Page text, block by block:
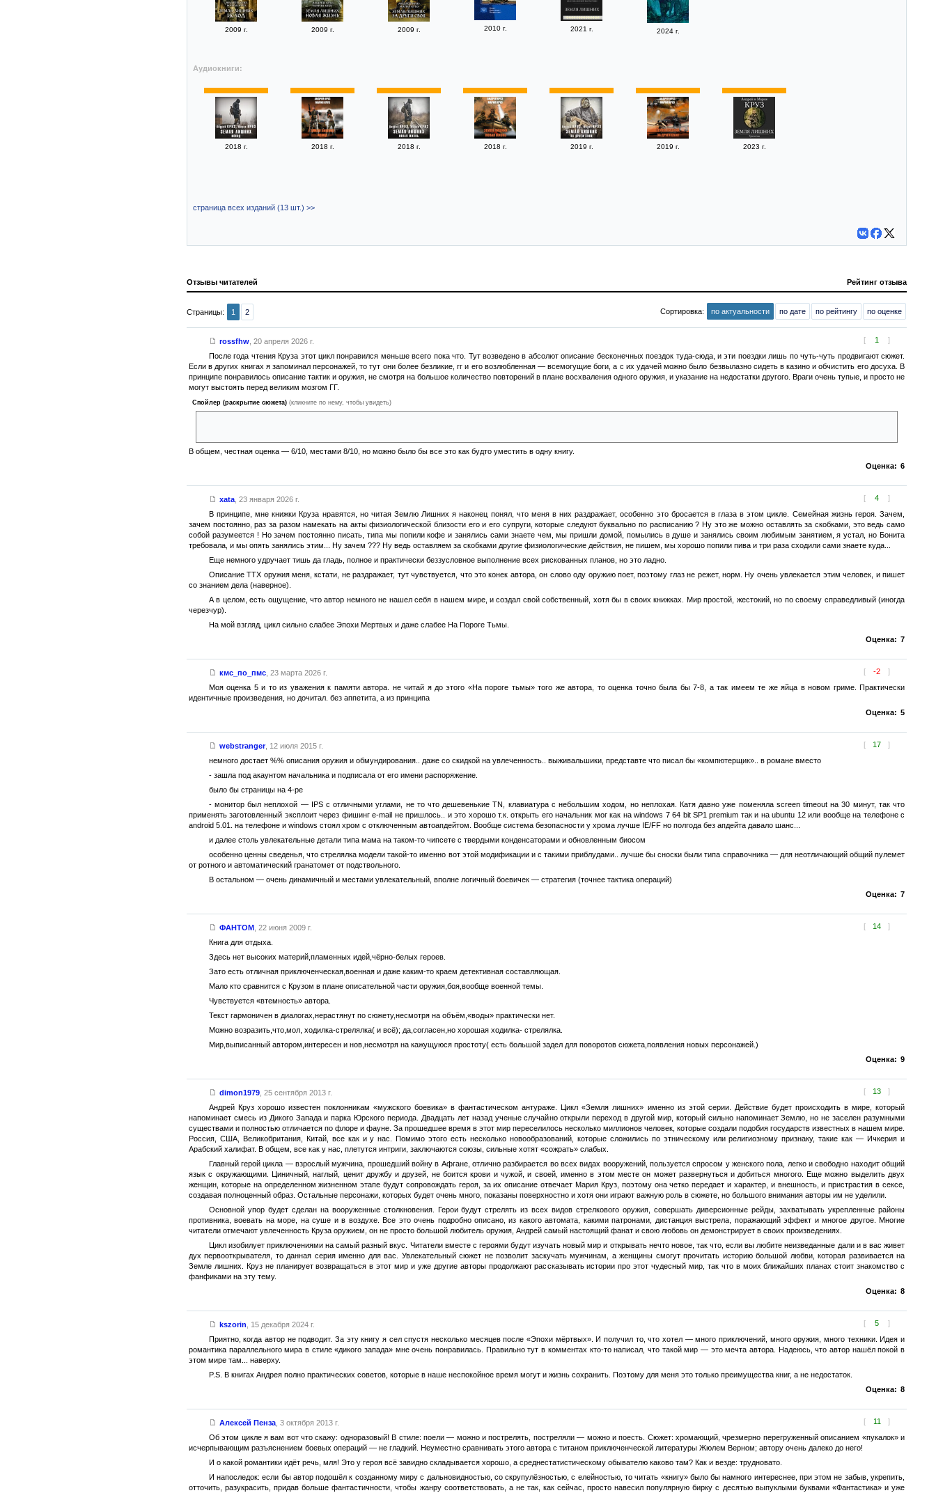
2009 г. 2009 г. 2009 г. 2010 г. 2021 г. 2024 г.
Аудиокниги:
2018 г. 2018 г. 2018 г. 2018 г. 2019 г. 2019 г. 2023 г.
страница всех изданий (13 шт.) >>
Отзывы читателей Рейтинг отзыва
Страницы: 1 2 Сортировка: по актуальности по дате по рейтингу по оценке
[ 1 ]
rossfhw, 20 апреля 2026 г.
После года чтения Круза этот цикл понравился меньше всего пока что. Тут возведено в абсолют описание бесконечных поездок туда-сюда, и эти поездки лишь по чуть-чуть продвигают сюжет.
Если в других книгах я запоминал персонажей, то тут они более безликие, гг и его возлюбленная — всемогущие боги, а с их удачей можно было безвылазно сидеть в казино и обчистить его досуха. В
принципе понравилось описание тактик и оружия, не смотря на большое количество повторений в плане восхваления одного оружия, и указание на недостатки другого. Враги очень тупые, и просто не
могут выстоять перед великим мозгом ГГ.
Спойлер (раскрытие сюжета) (кликните по нему, чтобы увидеть)
В общем, честная оценка — 6/10, местами 8/10, но можно было бы все это как будто уместить в одну книгу.
Оценка: 6
[ 4 ]
xata, 23 января 2026 г.
В принципе, мне книжки Круза нравятся, но читая Землю Лишних я наконец понял, что меня в них раздражает, особенно это бросается в глаза в этом цикле. Семейная жизнь героя. Зачем,
зачем постоянно, раз за разом намекать на акты физиологической близости его и его супруги, которые следуют буквально по расписанию ? Ну это же можно оставлять за скобками, это ведь само
собой разумеется ! Но зачем постоянно писать, типа мы попили кофе и занялись сами знаете чем, мы пришли домой, помылись в душе и занялись своим любимым занятием, я устал, но Бонита
требовала, и мы опять занялись этим... Ну зачем ??? Ну ведь оставляем за скобками другие физиологические действия, не пишем, мы хорошо попили пива и три раза сходили сами знаете куда...
Еще немного удручает тишь да гладь, полное и практически беззусловное выполнение всех рискованных планов, но это ладно.
Описание ТТХ оружия меня, кстати, не раздражает, тут чувствуется, что это конек автора, он слово оду оружию поет, поэтому глаз не режет, норм. Ну очень увлекается этим человек, и пишет
со знанием дела (наверное).
А в целом, есть ощущение, что автор немного не нашел себя в нашем мире, и создал свой собственный, хотя бы в своих книжках. Мир простой, жестокий, но по своему справедливый (иногда
черезчур).
На мой взгляд, цикл сильно слабее Эпохи Мертвых и даже слабее На Пороге Тьмы.
Оценка: 7
[ -2 ]
кмс_по_пмс, 23 марта 2026 г.
Моя оценка 5 и то из уважения к памяти автора. не читай я до этого «На пороге тьмы» того же автора, то оценка точно была бы 7-8, а так имеем те же яйца в новом гриме. Практически
идентичные произведения, но дочитал. без аппетита, а из принципа
Оценка: 5
[ 17 ]
webstranger, 12 июля 2015 г.
немного достает %% описания оружия и обмундирования.. даже со скидкой на увлеченность.. выживальшики, представте что писал бы «компютерщик».. в романе вместо
- зашла под акаунтом начальника и подписала от его имени распоряжение.
было бы страницы на 4-ре
- монитор был неплохой — IPS с отличными углами, не то что дешевенькие TN, клавиатура с небольшим ходом, но неплохая. Катя давно уже поменяла screen timeout на 30 минут, так что
применять заготовленный эксплоит через фишинг e-mail не пришлось.. и это хорошо т.к. открыть его начальник мог как на windows 7 64 bit SP1 premium так и на ubuntu 12 или вообще на телефоне с
android 5.01. на телефоне и windows стоял хром с отключенным автоапдейтом. Вообще система безопасности у хрома лучше IE/FF но полгода без апдейта давало шанс...
и далее столь увлекательные детали типа мама на таком-то чипсете с твердыми конденсаторами и обновленным биосом
особенно ценны сведенья, что стрелялка модели такой-то именно вот этой модификации и с такими приблудами.. лучше бы сноски были типа справочника — для неотличающий общий пулемет
от ротного и автоматический гранатомет от подствольного.
В остальном — очень динамичный и местами увлекательный, вполне логичный боевичек — стратегия (точнее тактика операций)
Оценка: 7
[ 14 ]
ФАНТОМ, 22 июня 2009 г.
Книга для отдыха.
Здесь нет высоких материй,пламенных идей,чёрно-белых героев.
Зато есть отличная приключенческая,военная и даже каким-то краем детективная составляющая.
Мало кто сравнится с Крузом в плане описательной части оружия,боя,вообще военной темы.
Чувствуется «втемность» автора.
Текст гармоничен в диалогах,нерастянут по сюжету,несмотря на объём,«воды» практически нет.
Можно возразить,что,мол, ходилка-стрелялка( и всё); да,согласен,но хорошая ходилка- стрелялка.
Мир,выписанный автором,интересен и нов,несмотря на кажущуюся простоту( есть большой задел для поворотов сюжета,появления новых персонажей.)
Оценка: 9
[ 13 ]
dimon1979, 25 сентября 2013 г.
Андрей Круз хорошо известен поклонникам «мужского боевика» в фантастическом антураже. Цикл «Земля лишних» именно из этой серии. Действие будет происходить в мире, который
напоминает смесь из Дикого Запада и парка Юрского периода. Двадцать лет назад ученые случайно открыли переход в другой мир, который сильно напоминает Землю, но не заселен разумными
существами и полностью отличается по флоре и фауне. За прошедшее время в этот мир переселилось несколько миллионов человек, которые создали подобия государств известных в нашем мире.
Россия, США, Великобритания, Китай, все как и у нас. Помимо этого есть несколько новообразований, которые сложились по этническому или религиозному признаку, такие как — Ичкерия и
Арабский халифат. В общем, все как у нас, плетутся интриги, заключаются союзы, сильные хотят «сожрать» слабых.
Главный герой цикла — взрослый мужчина, прошедший войну в Афгане, отлично разбирается во всех видах вооружений, пользуется спросом у женского пола, легко и свободно находит общий
язык с окружающими. Циничный, наглый, ценит дружбу и друзей, не боится крови и чужой, и своей, именно в этом месте он может развернуться и добиться многого. Еще можно выделить двух
женщин, которые на определенном жизненном этапе будут сопровождать героя, за их описание отвечает Мария Круз, поэтому она четко передает и характер, и внешность, и пристрастия в сексе,
создавая полноценный образ. Остальные персонажи, которых будет очень много, показаны поверхностно и хотя они играют важную роль в сюжете, но большого внимания авторы им не уделили.
Основной упор будет сделан на вооруженные столкновения. Герои будут стрелять из всех видов стрелкового оружия, совершать диверсионные рейды, захватывать укрепленные районы
противника, воевать на море, на суше и в воздухе. Все это очень подробно описано, из какого автомата, какими патронами, дистанция выстрела, поражающий эффект и многое другое. Многие
читатели отмечают увлеченность Круза оружием, он не просто большой любитель оружия, Андрей самый настоящий фанат и свою любовь он демонстрирует в своих произведениях.
Цикл изобилует приключениями на самый разный вкус. Читатели вместе с героями будут изучать новый мир и открывать нечто новое, так что, если вы любите неизведанные дали и в вас живет
дух первооткрывателя, то данная серия именно для вас. Увлекательный сюжет не позволит заскучать мужчинам, а женщины смогут прочитать историю большой любви, которая развивается на
Земле лишних. Круз не планирует возвращаться в этот мир и уже другие авторы продолжают рассказывать истории про этот чудесный мир, так что в моих ближайших планах стоит знакомство с
фанфиками на эту тему.
Оценка: 8
[ 5 ]
kszorin
15 декабря 2024 г.
Приятно, когда автор не подводит. За эту книгу я сел спустя несколько месяцев после «Эпохи мёртвых». И получил то, что хотел — много приключений, много оружия, много техники. Идея и
романтика параллельного мира в стиле «дикого запада» мне очень понравилась. Правильно тут в комментах кто-то написал, что такой мир — это мечта автора. Надеюсь, что автор нашёл покой в
этом мире там... наверху.
P.S. В книгах Андрея полно практических советов, которые в наше неспокойное время могут и жизнь сохранить. Поэтому для меня это только преимущества книг, а не недостаток.
Оценка: 8
[ 11 ]
Алексей Пенза, 3 октября 2013 г.
Об этом цикле я вам вот что скажу: одноразовый! В стиле: поели — можно и пострелять, постреляли — можно и поесть. Сюжет: хромающий, чрезмерно перегруженный описанием «пукалок» и
исчерпывающим разъяснением боевых операций — не гладкий. Неуместно сравнивать этого автора с титаном приключенческой литературы Жюлем Верном; автору очень далеко до него!
И о какой романтики идёт речь, мля! Это у героя всё завидно складывается хорошо, а среднестатистическому обывателю каково там? Как и везде: трудновато.
И напоследок: если бы автор подошёл к созданному миру с дальновидностью, со скрупулёзностью, с елейностью, то читать «книгу» было бы намного интереснее, при этом не забыв, укрепить,
отточить, разукрасить, придав больше фантастичности, чтобы жанру соответствовать, а не так, как сейчас, просто навесил популярную бирку с десятью выпуклыми буквами «Фантастика» и уже